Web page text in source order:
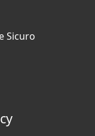
Sicuro